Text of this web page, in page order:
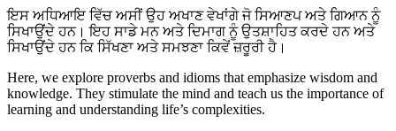
ਇਸ ਅਧਿਆਇ ਵਿੱਚ ਅਸੀਂ ਉਹ ਅਖਾਣ ਵੇਖਾਂਗੇ ਜੋ ਸਿਆਣਪ ਅਤੇ ਗਿਆਨ ਨੂੰ
ਸਿਖਾਉਂਦੇ ਹਨ। ਇਹ ਸਾਡੇ ਮਨ ਅਤੇ ਦਿਮਾਗ ਨੂੰ ਉਤਸ਼ਾਹਿਤ ਕਰਦੇ ਹਨ ਅਤੇ
ਸਿਖਾਉਂਦੇ ਹਨ ਕਿ ਸਿੱਖਣਾ ਅਤੇ ਸਮਝਣਾ ਕਿਵੇਂ ਜ਼ਰੂਰੀ ਹੈ।
Here, we explore proverbs and idioms that emphasize wisdom and
knowledge. They stimulate the mind and teach us the importance of
learning and understanding life’s complexities.